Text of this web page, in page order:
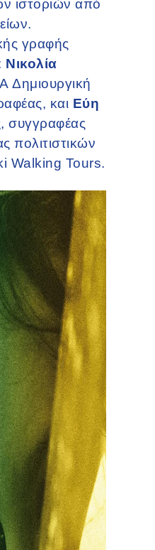
ιστοριών από
γραφής
Νικολία
Δημιουργική
και Εύη
συγγραφέας
πολιτιστικών
Walking Tours.